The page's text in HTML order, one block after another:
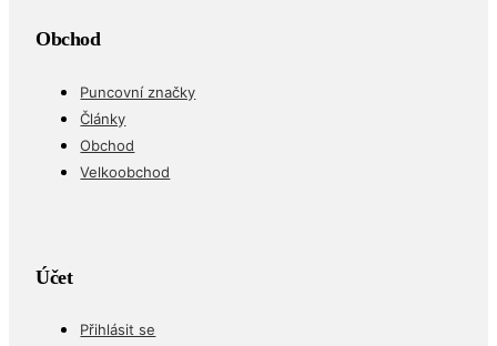
Obchod
Puncovní značky
Články
Obchod
Velkoobchod
Účet
Přihlásit se